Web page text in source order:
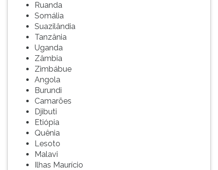
Ruanda
Somália
Suazilândia
Tanzânia
Uganda
Zâmbia
Zimbábue
Angola
Burundi
Camarões
Djibuti
Etiópia
Quênia
Lesoto
Malavi
Ilhas Maurício